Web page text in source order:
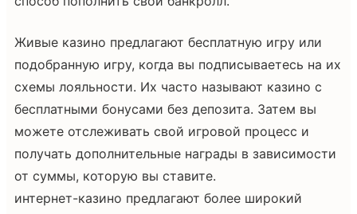
Живые казино предлагают бесплатную игру или
подобранную игру, когда вы подписываетесь на их
схемы лояльности. Их часто называют казино с
бесплатными бонусами без депозита. Затем вы
можете отслеживать свой игровой процесс и
получать дополнительные награды в зависимости
от суммы, которую вы ставите.
интернет-казино предлагают более широкий